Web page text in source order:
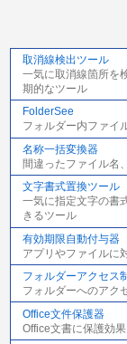
取消線検出ツール
一気に取消線箇所を
期的なツール
FolderSee
フォルダー内ファイ
名称一括変換器
間違ったファイル名
文字書式置換ツール
一気に指定文字の書
きるツール
有効期限自動付与器
アプリやファイルに
フォルダーアクセス
フォルダーへのアク
Office文件保護器
Office文書に保護効